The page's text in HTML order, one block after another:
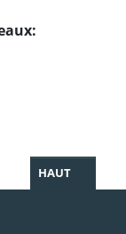
Facebook
profil Twitter
par WhatsApp
HAUT